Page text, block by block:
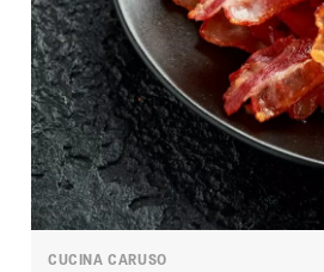
CUCINA CARUSO